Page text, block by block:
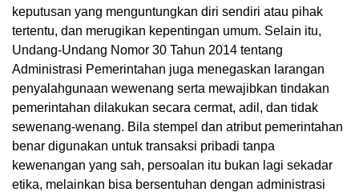
keputusan yang menguntungkan diri sendiri atau pihak
tertentu, dan merugikan kepentingan umum. Selain itu,
Undang-Undang Nomor 30 Tahun 2014 tentang
Administrasi Pemerintahan juga menegaskan larangan
penyalahgunaan wewenang serta mewajibkan tindakan
pemerintahan dilakukan secara cermat, adil, dan tidak
sewenang-wenang. Bila stempel dan atribut pemerintahan
benar digunakan untuk transaksi pribadi tanpa
kewenangan yang sah, persoalan itu bukan lagi sekadar
etika, melainkan bisa bersentuhan dengan administrasi